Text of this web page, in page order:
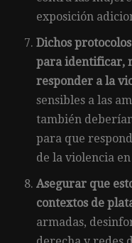
exposición
Dichos
para identificar,
responder a la
sensibles a las
también
para que
de la violencia
Asegurar que
contextos de
armadas,